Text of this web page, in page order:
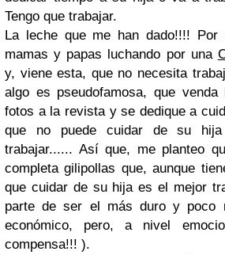
Tengo que trabajar.
La leche que me han dado!!!! Por
mamas y papas luchando por una
y, viene esta, que no necesita
algo es pseudofamosa, que
fotos a la revista y se dedique a
que no puede cuidar de su
trabajar...... Así que, me planteo
completa gilipollas que, aunque
que cuidar de su hija es el mejor
parte de ser el más duro y poco
económico, pero, a nivel
compensa!!! ).